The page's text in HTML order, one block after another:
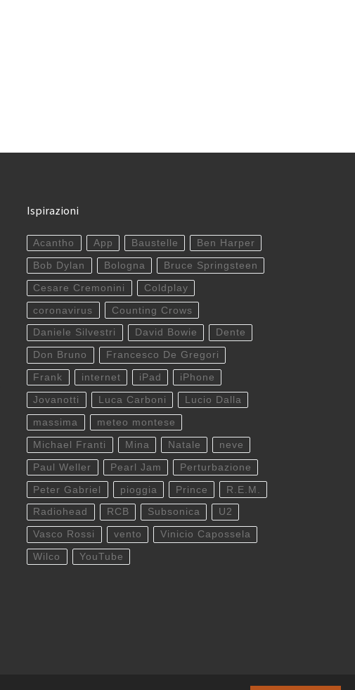
Ispirazioni
Acantho App Baustelle Ben Harper
Bob Dylan Bologna Bruce Springsteen
Cesare Cremonini Coldplay
coronavirus Counting Crows
Daniele Silvestri David Bowie Dente
Don Bruno Francesco De Gregori
Frank internet iPad iPhone
Jovanotti Luca Carboni Lucio Dalla
massima meteo montese
Michael Franti Mina Natale neve
Paul Weller Pearl Jam Perturbazione
Peter Gabriel pioggia Prince R.E.M.
Radiohead RCB Subsonica U2
Vasco Rossi vento Vinicio Capossela
Wilco YouTube